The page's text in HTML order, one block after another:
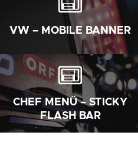
VW – MOBILE BANNER
CHEF MENÜ – STICKY
FLASH BAR